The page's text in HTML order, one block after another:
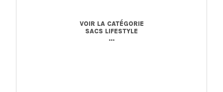
VOIR LA CATÉGORIE
SACS LIFESTYLE
...